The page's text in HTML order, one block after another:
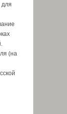
для
(на